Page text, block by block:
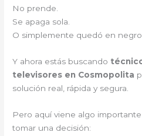
No prende.
Se apaga sola.
O simplemente quedó en negro.
Y ahora estás buscando
televisores en Cosmopolita
solución real, rápida y segura.
Pero aquí viene algo
tomar una decisión: